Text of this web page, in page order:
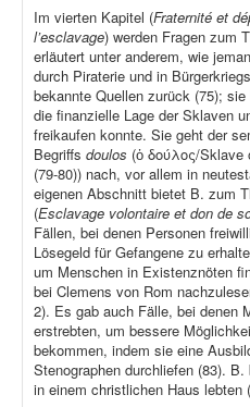
Im vierten Kapitel (Fraternité et
l’esclavage) werden Fragen zum
erläutert unter anderem, wie
durch Piraterie und in
bekannte Quellen zurück (75);
die finanzielle Lage der Sklaven
freikaufen konnte. Sie geht der
Begriffs doulos (ὁ δούλος/Sklave
(79-80)) nach, vor allem in
eigenen Abschnitt bietet B. zum
(Esclavage volontaire et don de
Fällen, bei denen Personen
Lösegeld für Gefangene zu
um Menschen in Existenznöten
bei Clemens von Rom
2). Es gab auch Fälle, bei denen
erstrebten, um bessere
bekommen, indem sie eine
Stenographen durchliefen (83).
in einem christlichen Haus lebten